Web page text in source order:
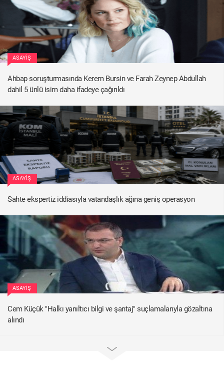
ASAYIŞ
Ahbap soruşturmasında Kerem Bursin ve Farah Zeynep Abdullah
dahil 5 ünlü isim daha ifadeye çağırıldı
ASAYIŞ
Sahte ekspertiz iddiasıyla vatandaşlık ağına geniş operasyon
ASAYIŞ
Cem Küçük "Halkı yanıltıcı bilgi ve şantaj" suçlamalarıyla gözaltına
alındı